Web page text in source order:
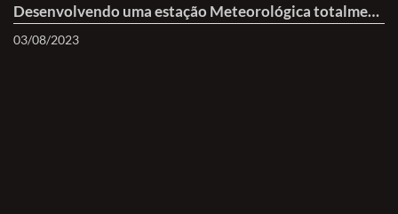
Desenvolvendo uma estação Meteorológica totalmente …
03/08/2023